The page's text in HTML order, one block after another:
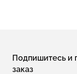
Подпишитесь и
заказ